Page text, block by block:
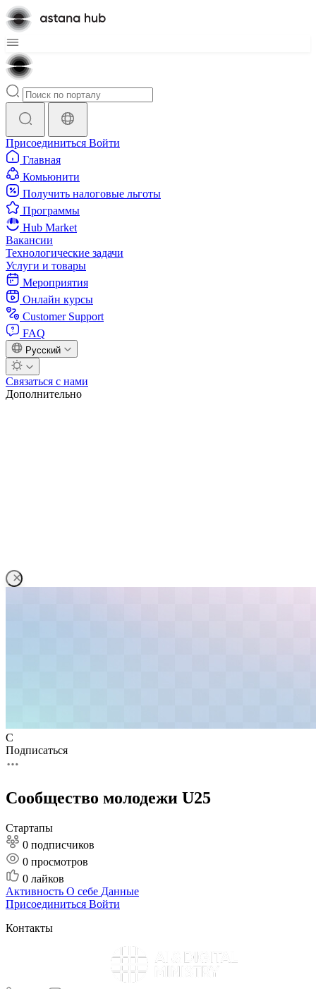
Присоединиться Войти
Главная
Комьюнити
Получить налоговые льготы
Программы
Hub Market
Вакансии
Технологические задачи
Услуги и товары
Мероприятия
Онлайн курсы
Customer Support
FAQ
Русский
Связаться с нами
Дополнительно
С
Подписаться
Сообщество молодежи U25
Стартапы
0 подписчиков
0 просмотров
0 лайков
Активность О себе Данные
Присоединиться Войти
Контакты